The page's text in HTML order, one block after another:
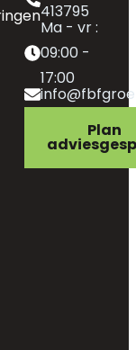
413795
Ma - vr :
09:00 -
17:00
Plan